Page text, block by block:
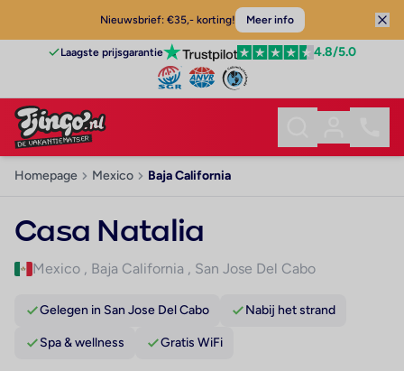
Nieuwsbrief: €35,- korting! Meer info
Laagste prijsgarantie 4.8/5.0
Homepage Mexico Baja California
Casa Natalia
Mexico , Baja California , San Jose Del Cabo
Gelegen in San Jose Del Cabo Nabij het strand
Spa & wellness Gratis WiFi